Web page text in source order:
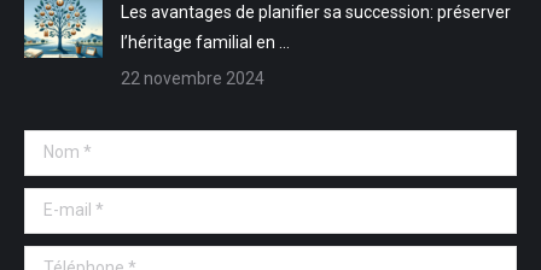
Les avantages de planifier sa succession: préserver
l’héritage familial en …
22 novembre 2024
Nom *
E-mail *
Téléphone *